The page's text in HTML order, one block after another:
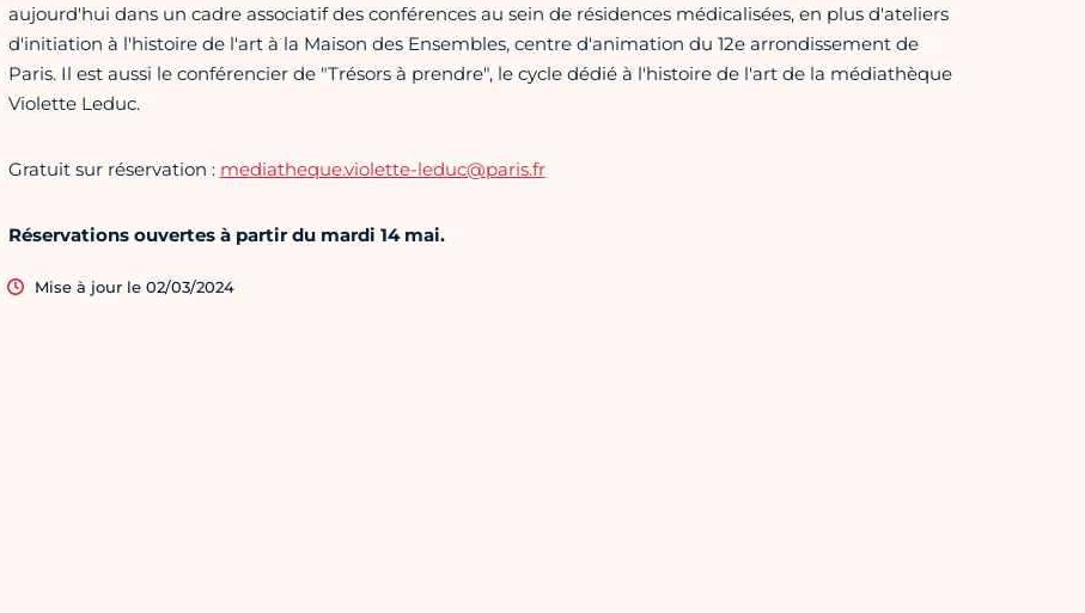
aujourd'hui dans un cadre associatif des conférences au sein de résidences médicalisées, en plus d'ateliers
d'initiation à l'histoire de l'art à la Maison des Ensembles, centre d'animation du 12e arrondissement de
Paris. Il est aussi le conférencier de "Trésors à prendre", le cycle dédié à l'histoire de l'art de la médiathèque
Violette Leduc.
Gratuit sur réservation : mediatheque.violette-leduc@paris.fr
Réservations ouvertes à partir du mardi 14 mai.
Mise à jour le 02/03/2024